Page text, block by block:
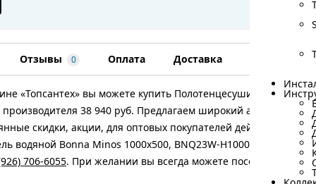
Отзывы 0 Оплата Доставка
«Топсантех» вы можете купить Полотенцесушитель
38 940 руб. Предлагаем широкий ассортимент
скидки, акции, для оптовых покупателей действуют
водяной Bonna Minos 1000x500, BNQ23W-H1000W500-BP,
706-6055. При желании вы всегда можете посетить наш